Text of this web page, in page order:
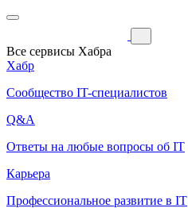
Все сервисы Хабра
Хабр
Сообщество IT-специалистов
Q&A
Ответы на любые вопросы об IT
Карьера
Профессиональное развитие в IT